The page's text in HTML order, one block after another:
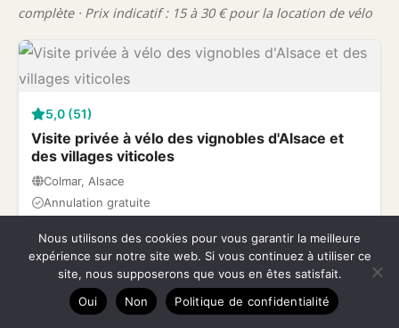
complète · Prix indicatif : 15 à 30 € pour la location de vélo
5,0 (51)
Visite privée à vélo des vignobles d'Alsace et
des villages viticoles
Colmar, Alsace
Annulation gratuite
à partir de 110,00 €
Réservez maintenant
Nous utilisons des cookies pour vous garantir la meilleure
expérience sur notre site web. Si vous continuez à utiliser ce
site, nous supposerons que vous en êtes satisfait.
Oui
Non Politique de confidentialité